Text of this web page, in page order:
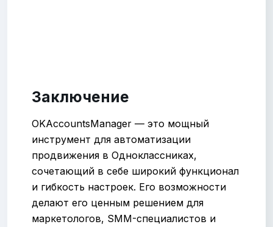
Заключение
OKAccountsManager — это мощный
инструмент для автоматизации
продвижения в Одноклассниках,
сочетающий в себе широкий функционал
и гибкость настроек. Его возможности
делают его ценным решением для
маркетологов, SMM-специалистов и